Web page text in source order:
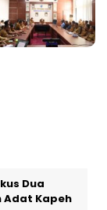
Dua
Adat Kapeh